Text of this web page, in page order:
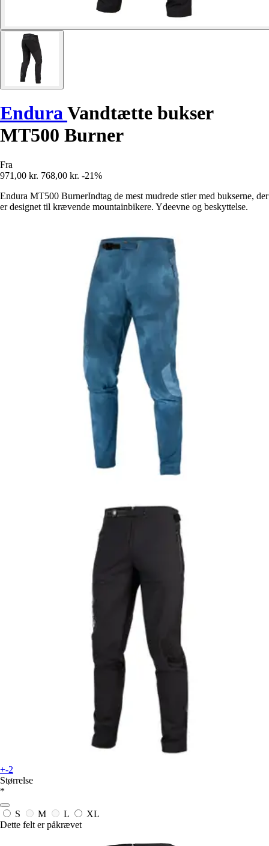
EnduraVandtætte bukser
MT500 Burner
Fra
971,00 kr. 768,00 kr. -21%
Endura MT500 BurnerIndtag de mest mudrede stier med bukserne, der
er designet til krævende mountainbikere. Ydeevne og beskyttelse.
+-2
Størrelse
*
S M L
XL
Dette felt er påkrævet